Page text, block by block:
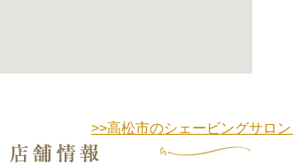
>>高松市のシェービングサロ